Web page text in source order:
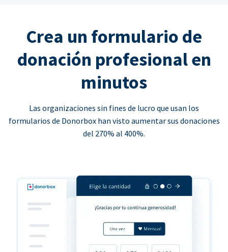
Crea un formulario de
donación profesional en
minutos
Las organizaciones sin fines de lucro que usan los
formularios de Donorbox han visto aumentar sus donaciones
del 270% al 400%.